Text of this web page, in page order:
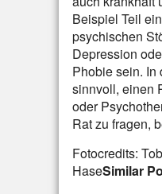
Beispiel Teil
psychischen
Depression
Phobie sein. In
sinnvoll, einen
oder
Rat zu fragen,
Fotocredits:
HaseSimilar